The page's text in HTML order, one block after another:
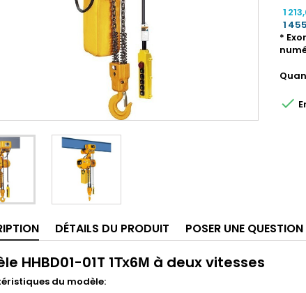
1
1
*

DÉTAILS DU PRODUIT POSER UNE QUESTION
HHBD01-01T 1Тх6М à deux vitesses
du modèle: